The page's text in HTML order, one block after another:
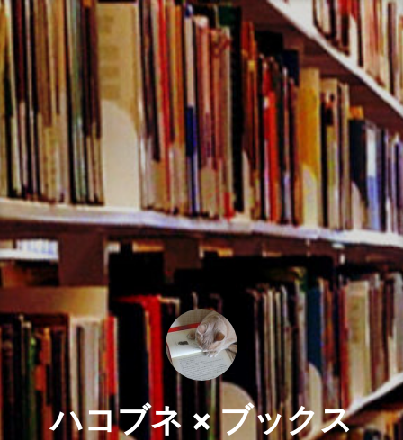
コ
ン
テ
ン
ツ
へ
ス
キ
ッ
プ
ハコブネ × ブックス